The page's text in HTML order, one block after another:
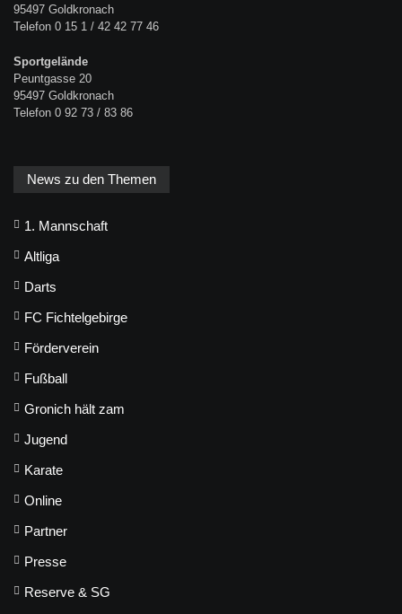
95497 Goldkronach
Telefon 0 15 1 / 42 42 77 46
Sportgelände
Peuntgasse 20
95497 Goldkronach
Telefon 0 92 73 / 83 86
News zu den Themen
1. Mannschaft
Altliga
Darts
FC Fichtelgebirge
Förderverein
Fußball
Gronich hält zam
Jugend
Karate
Online
Partner
Presse
Reserve & SG